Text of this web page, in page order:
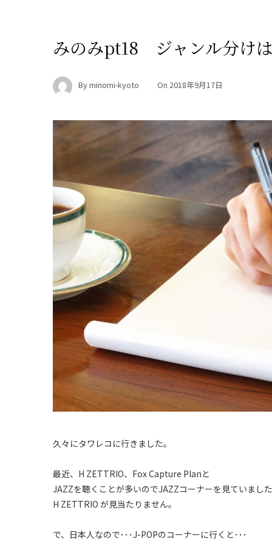
みのみpt18 ジャンル分け
Byminomi-kyoto On 2018年9月17日
久々にタワレコに行きました。
最近、H ZETTRIO、Fox Capture Planと
JAZZを聴くことが多いのでJAZZコーナーを見ていまし
H ZETTRIO が見当たりません。
で、日本人なので･･･J-POPのコーナーに行くと･･･